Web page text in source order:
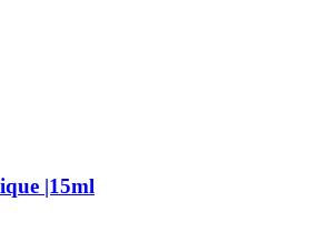
|15ml